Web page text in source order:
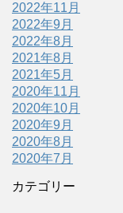
2022年11月
2022年9月
2022年8月
2021年8月
2021年5月
2020年11月
2020年10月
2020年9月
2020年8月
2020年7月
カテゴリー